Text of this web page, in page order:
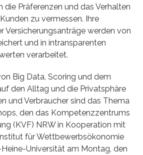
die Präferenzen und das Verhalten
zu vermessen. Ihre
Versicherungsanträge werden von
und in intransparenten
verarbeitet.
Big Data, Scoring und dem
den Alltag und die Privatsphäre
und Verbraucher sind das Thema
den das Kompetenzzentrums
(KVF) NRW in Kooperation mit
für Wettbewerbsökonomie
Universität am Montag, den